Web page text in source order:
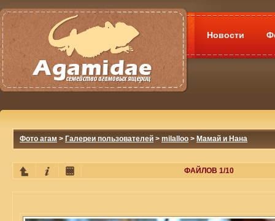
Новости
Фото агам > Галереи пользователей > milalloo > Мамай и Нана
ФАЙЛОВ 1/10